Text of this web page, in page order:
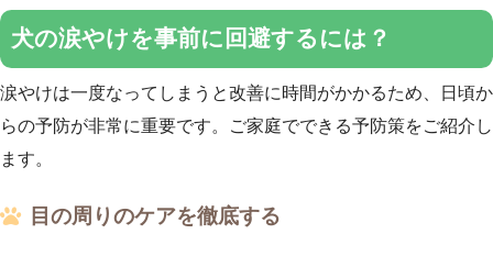
犬の涙やけを事前に回避するには？
涙やけは一度なってしまうと改善に時間がかかるため、日頃か
らの予防が非常に重要です。ご家庭でできる予防策をご紹介し
ます。
目の周りのケアを徹底する